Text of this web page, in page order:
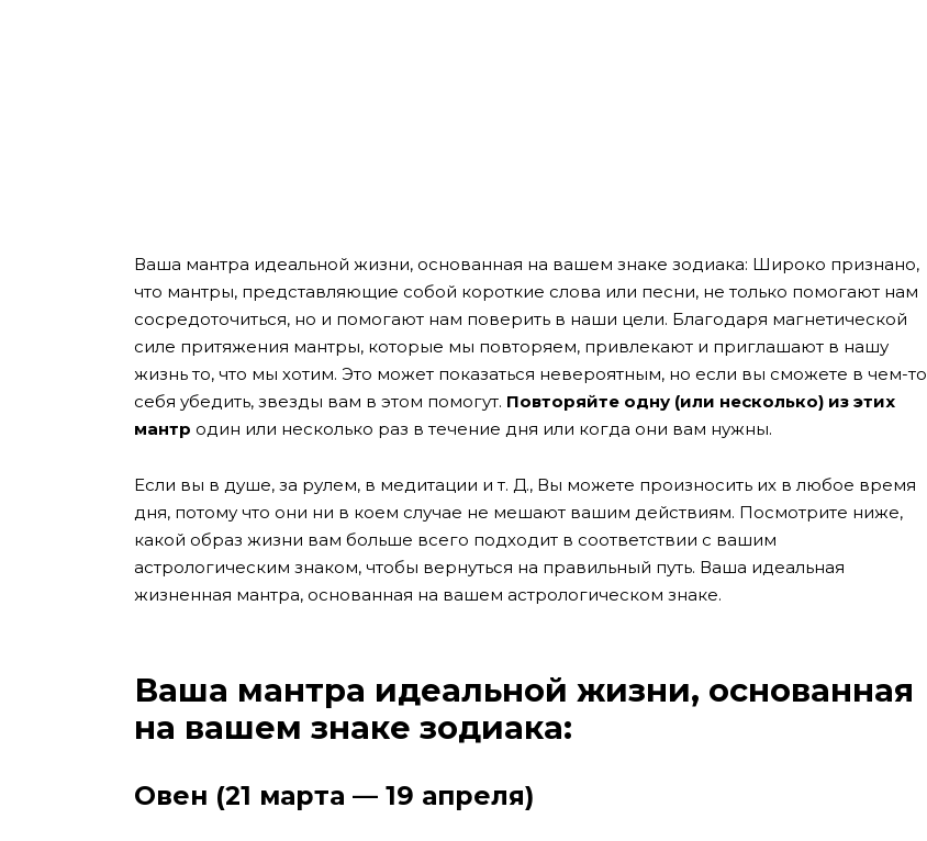
Ваша мантра идеальной жизни, основанная на вашем знаке зодиака: Широко признано,
что мантры, представляющие собой короткие слова или песни, не только помогают нам
сосредоточиться, но и помогают нам поверить в наши цели. Благодаря магнетической
силе притяжения мантры, которые мы повторяем, привлекают и приглашают в нашу
жизнь то, что мы хотим. Это может показаться невероятным, но если вы сможете в чем-то
себя убедить, звезды вам в этом помогут. Повторяйте одну (или несколько) из этих
мантр один или несколько раз в течение дня или когда они вам нужны.
Если вы в душе, за рулем, в медитации и т. Д., Вы можете произносить их в любое время
дня, потому что они ни в коем случае не мешают вашим действиям. Посмотрите ниже,
какой образ жизни вам больше всего подходит в соответствии с вашим
астрологическим знаком, чтобы вернуться на правильный путь. Ваша идеальная
жизненная мантра, основанная на вашем астрологическом знаке.
Ваша мантра идеальной жизни, основанная
на вашем знаке зодиака:
Овен (21 марта — 19 апреля)